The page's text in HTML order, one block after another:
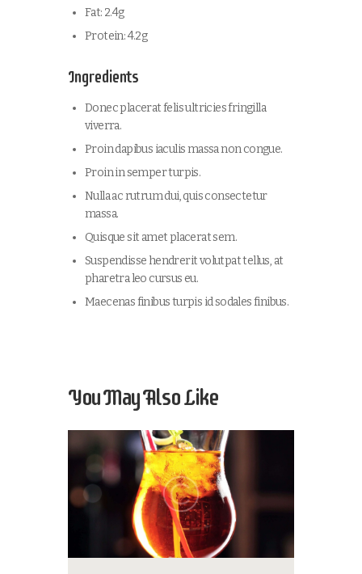
Fat: 2.4g
Protein: 4.2g
Ingredients
Donec placerat felis ultricies fringilla
viverra.
Proin dapibus iaculis massa non congue.
Proin in semper turpis.
Nulla ac rutrum dui, quis consectetur
massa.
Quisque sit amet placerat sem.
Suspendisse hendrerit volutpat tellus, at
pharetra leo cursus eu.
Maecenas finibus turpis id sodales finibus.
You May Also Like